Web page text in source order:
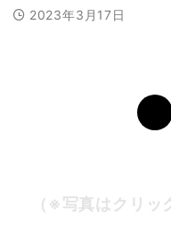
2023年3月17日
（※写真はクリッ